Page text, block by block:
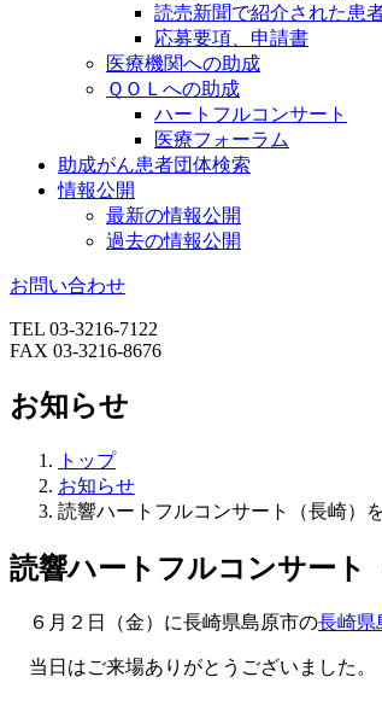
読売新聞で紹介された患
応募要項、申請書
医療機関への助成
ＱＯＬへの助成
ハートフルコンサート
医療フォーラム
助成がん患者団体検索
情報公開
最新の情報公開
過去の情報公開
お問い合わせ
TEL 03-3216-7122
FAX 03-3216-8676
お知らせ
トップ
お知らせ
読響ハートフルコンサート（長崎）
読響ハートフルコンサート
６月２日（金）に長崎県島原市の長崎県
当日はご来場ありがとうございました。